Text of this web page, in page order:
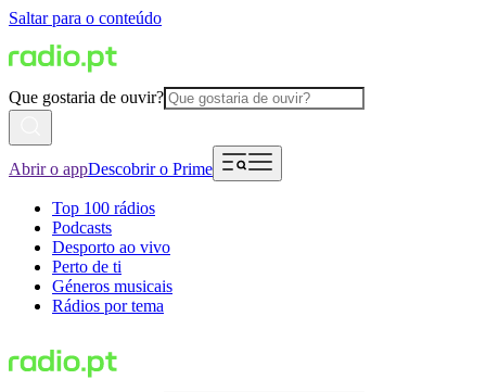
Saltar para o conteúdo
Que gostaria de ouvir?
Abrir o appDescobrir o Prime
Top 100 rádios
Podcasts
Desporto ao vivo
Perto de ti
Géneros musicais
Rádios por tema